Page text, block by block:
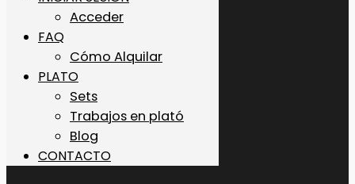
Acceder
FAQ
Cómo Alquilar
PLATO
Sets
Trabajos en plató
Blog
CONTACTO